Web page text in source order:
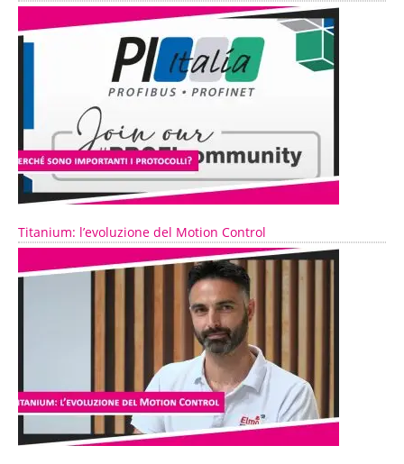
Titanium: l’evoluzione del Motion Control